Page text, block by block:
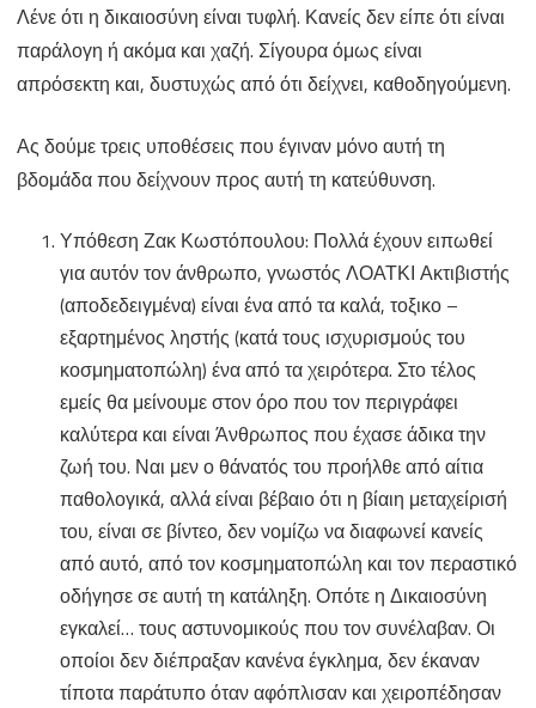
Δικαιο-
ξύνει
Λένε ότι η δικαιοσύνη είναι τυφλή. Κανείς δεν είπε ότι είναι
παράλογη ή ακόμα και χαζή. Σίγουρα όμως είναι
απρόσεκτη και, δυστυχώς από ότι δείχνει, καθοδηγούμενη.
Ας δούμε τρεις υποθέσεις που έγιναν μόνο αυτή τη
βδομάδα που δείχνουν προς αυτή τη κατεύθυνση.
Υπόθεση Ζακ Κωστόπουλου: Πολλά έχουν ειπωθεί
για αυτόν τον άνθρωπο, γνωστός ΛΟΑΤΚΙ Ακτιβιστής
(αποδεδειγμένα) είναι ένα από τα καλά, τοξικο –
εξαρτημένος ληστής (κατά τους ισχυρισμούς του
κοσμηματοπώλη) ένα από τα χειρότερα. Στο τέλος
εμείς θα μείνουμε στον όρο που τον περιγράφει
καλύτερα και είναι Άνθρωπος που έχασε άδικα την
ζωή του. Ναι μεν ο θάνατός του προήλθε από αίτια
παθολογικά, αλλά είναι βέβαιο ότι η βίαιη μεταχείρισή
του, είναι σε βίντεο, δεν νομίζω να διαφωνεί κανείς
από αυτό, από τον κοσμηματοπώλη και τον περαστικό
οδήγησε σε αυτή τη κατάληξη. Οπότε η Δικαιοσύνη
εγκαλεί… τους αστυνομικούς που τον συνέλαβαν. Οι
οποίοι δεν διέπραξαν κανένα έγκλημα, δεν έκαναν
τίποτα παράτυπο όταν αφόπλισαν και χειροπέδησαν